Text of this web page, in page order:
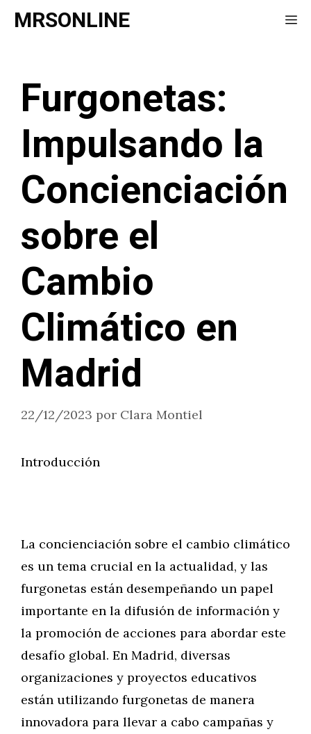
Saltar
MRSONLINE
Furgonetas:
Impulsando la
Concienciación
sobre el
Cambio
Climático en
Madrid
22/12/2023 por Clara Montiel
Introducción
La concienciación sobre el cambio climático
es un tema crucial en la actualidad, y las
furgonetas están desempeñando un papel
importante en la difusión de información y
la promoción de acciones para abordar este
desafío global. En Madrid, diversas
organizaciones y proyectos educativos
están utilizando furgonetas de manera
innovadora para llevar a cabo campañas y